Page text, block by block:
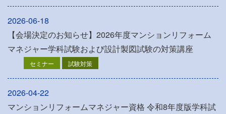
2026-06-18
【会場決定のお知らせ】2026年度マンションリフォーム
マネジャー学科試験および設計製図試験の対策講座
セミナー 試験対策
2026-04-22
マンションリフォームマネジャー資格 令和8年度版学科試